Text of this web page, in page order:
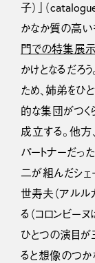
子）」（
かなか質の高い
門での特集展示
かけとなるだろ
ため、姉弟をひ
的な集団がつく
成立する。他
パートナーだっ
二が組んだシェ
世寿夫（アルル
る（コロンビー
ひとつの演目が
ると想像のつ